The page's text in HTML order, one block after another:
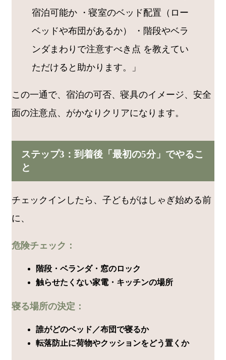
宿泊可能か ・寝室のベッド配置（ロー
ベッドや布団があるか） ・階段やベラ
ンダまわりで注意すべき点 を教えてい
ただけると助かります。」
この一通で、宿泊の可否、寝具のイメージ、安全
面の注意点、がかなりクリアになります。
ステップ3：到着後「最初の5分」でやるこ
と
チェックインしたら、子どもがはしゃぎ始める前
に、
危険チェック：
階段・ベランダ・窓のロック
触らせたくない家電・キッチンの場所
寝る場所の決定：
誰がどのベッド／布団で寝るか
転落防止に荷物やクッションをどう置くか